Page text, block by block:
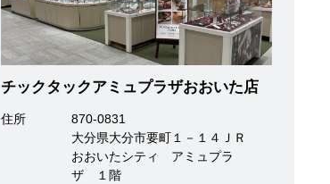
チックタックアミュプラザおおいた店
住所
870-0831
大分県大分市要町１－１４ＪＲ
おおいたシティ アミュプラ
ザ １階